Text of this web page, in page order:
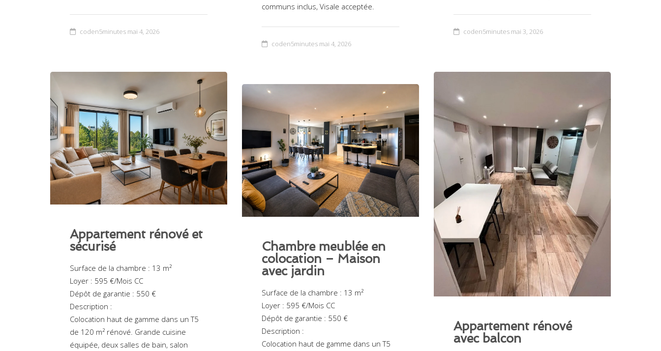
coden5minutes mai 4, 2026
communs inclus, Visale acceptée.
coden5minutes mai 4, 2026
coden5minutes mai 3, 2026
Appartement rénové et
sécurisé
Surface de la chambre : 13 m²
Loyer : 595 €/Mois CC
Dépôt de garantie : 550 €
Description :
Colocation haut de gamme dans un T5
de 120 m² rénové. Grande cuisine
équipée, deux salles de bain, salon
Appartement rénové
avec balcon
Chambre meublée en
colocation – Maison
avec jardin
Surface de la chambre : 13 m²
Loyer : 595 €/Mois CC
Dépôt de garantie : 550 €
Description :
Colocation haut de gamme dans un T5